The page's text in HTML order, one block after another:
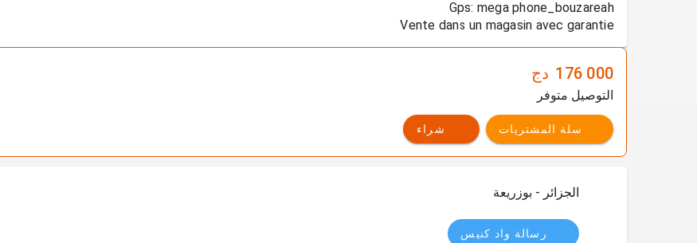
Vente dans un magasin avec garantie
176 000 دج
التوصيل متوفر
سلة المشتريات شراء
الجزائر - بوزريعة
رسالة واد كنيس